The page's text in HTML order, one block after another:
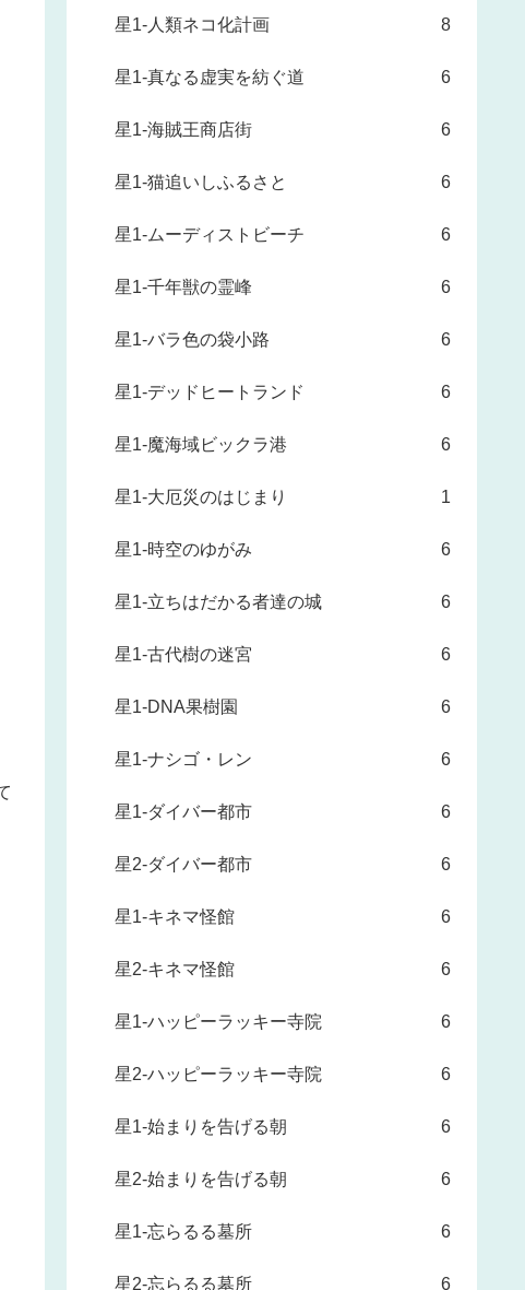
星1-人類ネコ化計画 8
星1-真なる虚実を紡ぐ道 6
星1-海賊王商店街 6
星1-猫追いしふるさと 6
星1-ムーディストビーチ 6
星1-千年獣の霊峰 6
星1-バラ色の袋小路 6
星1-デッドヒートランド 6
星1-魔海域ビックラ港 6
星1-大厄災のはじまり 1
星1-時空のゆがみ 6
星1-立ちはだかる者達の城 6
星1-古代樹の迷宮 6
星1-DNA果樹園 6
星1-ナシゴ・レン 6
星1-ダイバー都市 6
星2-ダイバー都市 6
星1-キネマ怪館 6
星2-キネマ怪館 6
星1-ハッピーラッキー寺院 6
星2-ハッピーラッキー寺院 6
星1-始まりを告げる朝 6
星2-始まりを告げる朝 6
星1-忘らるる墓所 6
星2-忘らるる墓所 6